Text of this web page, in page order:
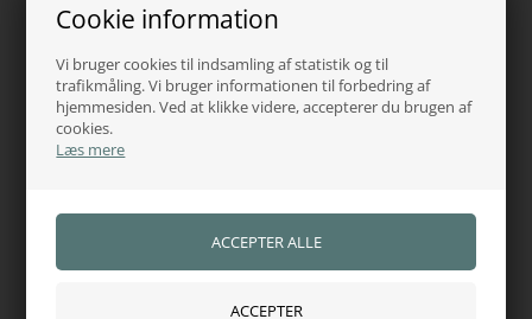
Cookie information
Vi bruger cookies til indsamling af statistik og til
trafikmåling. Vi bruger informationen til forbedring af
hjemmesiden. Ved at klikke videre, accepterer du brugen af
cookies.
Læs mere
Kundernes anderkendelse
Se kundeanmeldelser